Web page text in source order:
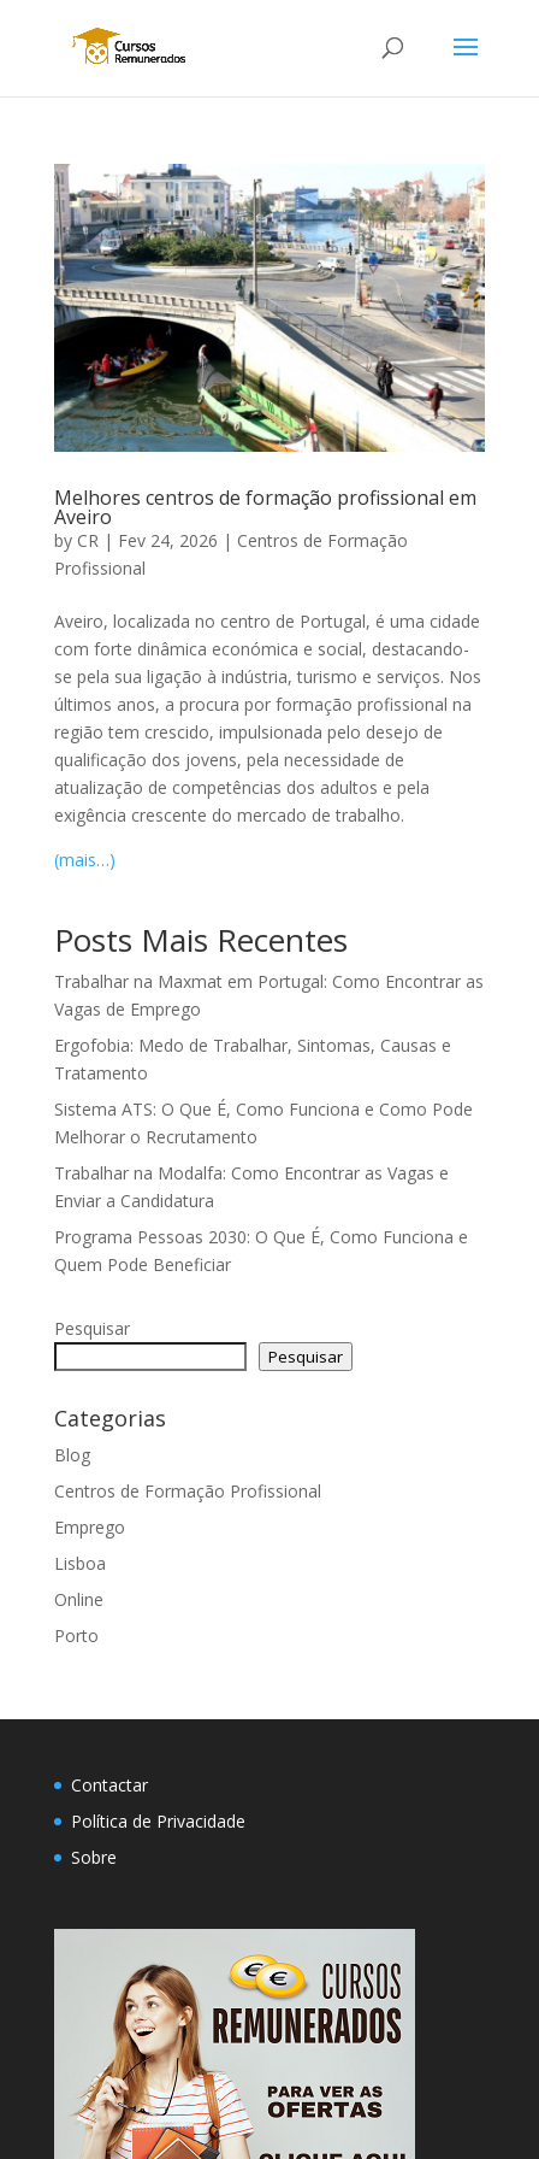
Melhores centros de formação profissional em
Aveiro
by CR| Fev 24, 2026 | Centros de Formação
Profissional
Aveiro, localizada no centro de Portugal, é uma cidade
com forte dinâmica económica e social, destacando-
se pela sua ligação à indústria, turismo e serviços. Nos
últimos anos, a procura por formação profissional na
região tem crescido, impulsionada pelo desejo de
qualificação dos jovens, pela necessidade de
atualização de competências dos adultos e pela
exigência crescente do mercado de trabalho.
(mais…)
Posts Mais Recentes
Trabalhar na Maxmat em Portugal: Como Encontrar as
Vagas de Emprego
Ergofobia: Medo de Trabalhar, Sintomas, Causas e
Tratamento
Sistema ATS: O Que É, Como Funciona e Como Pode
Melhorar o Recrutamento
Trabalhar na Modalfa: Como Encontrar as Vagas e
Enviar a Candidatura
Programa Pessoas 2030: O Que É, Como Funciona e
Quem Pode Beneficiar
Pesquisar
Pesquisar
Categorias
Blog
Centros de Formação Profissional
Emprego
Lisboa
Online
Porto
Contactar
Política de Privacidade
Sobre